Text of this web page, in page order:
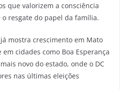
que valorizem a consciência
resgate do papel da família.
mostra crescimento em Mato
cidades como Boa Esperança
novo do estado, onde o DC
nas últimas eleições